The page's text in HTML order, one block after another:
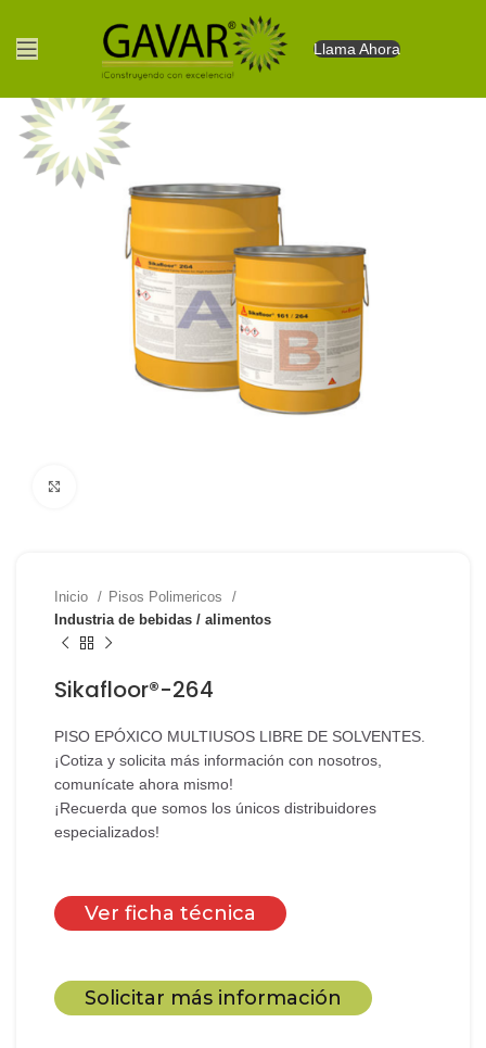
Llama Ahora
Inicio
Pisos Polimericos
Industria de bebidas / alimentos
Sikafloor®-264
PISO EPÓXICO MULTIUSOS LIBRE DE SOLVENTES.
¡Cotiza y solicita más información con nosotros,
comunícate ahora mismo!
¡Recuerda que somos los únicos distribuidores
especializados!
Ver ficha técnica
Solicitar más información